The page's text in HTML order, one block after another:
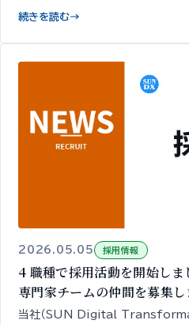
者採用の面接、何を確認しています
続きを読む→
2026.05.05 採用情報
4 職種で採用活動を開始し
専門家チームの仲間を募集
当社（SUN Digital